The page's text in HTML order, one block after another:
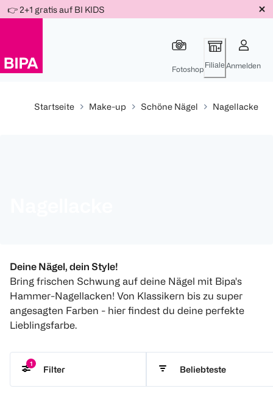
Für
Für
Für
Weiter
zum
👉 2+1 gratis auf BI KIDS
Fotoshop Filiale Anmelden
Startseite Make-up Schöne Nägel Nagellacke
Deine Nägel, dein Style!
Bring frischen Schwung auf deine Nägel mit Bipa's
Hammer-Nagellacken! Von Klassikern bis zu super
angesagten Farben - hier findest du deine perfekte
Lieblingsfarbe.
1
Filter Beliebteste